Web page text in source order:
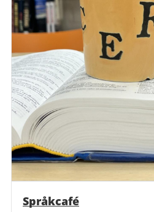
Språkcafé